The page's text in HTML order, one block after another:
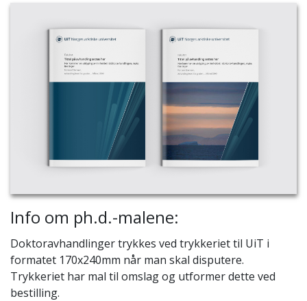
Info om ph.d.-malene:
Doktoravhandlinger trykkes ved trykkeriet til UiT i
formatet 170x240mm når man skal disputere.
Trykkeriet har mal til omslag og utformer dette ved
bestilling.